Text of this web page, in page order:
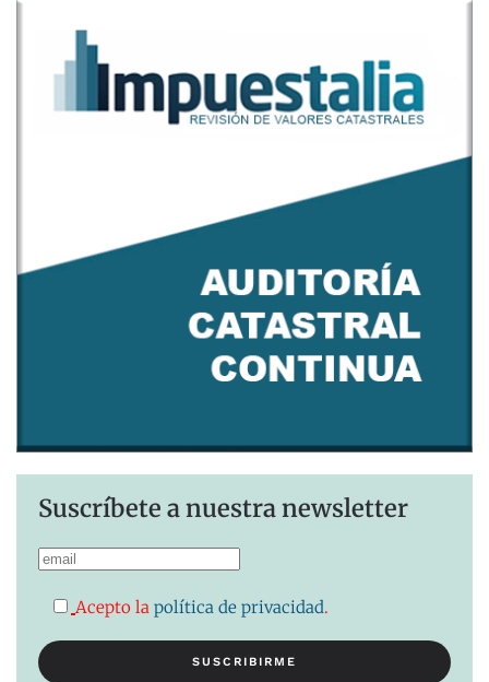
Suscríbete a nuestra newsletter
Acepto la política de privacidad.